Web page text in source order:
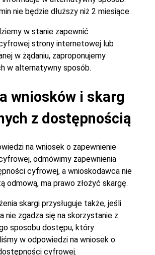
nie będzie dłuższy niż 2 miesiące.
w stanie zapewnić
strony internetowej lub
w żądaniu, zaproponujemy
w alternatywny sposób.
wniosków i skarg
z dostępnością
na wniosek o zapewnienie
odmówimy zapewnienia
cyfrowej, a wnioskodawca nie
odmową, ma prawo złożyć skargę.
skargi przysługuje także, jeśli
nie zgadza się na skorzystanie z
sposobu dostępu, który
w odpowiedzi na wniosek o
cyfrowej.